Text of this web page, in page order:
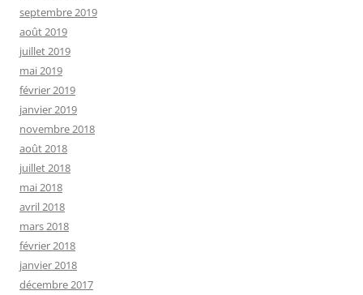
septembre 2019
août 2019
juillet 2019
mai 2019
février 2019
janvier 2019
novembre 2018
août 2018
juillet 2018
mai 2018
avril 2018
mars 2018
février 2018
janvier 2018
décembre 2017